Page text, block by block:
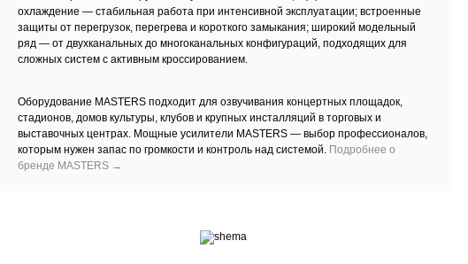
охлаждение — стабильная работа при интенсивной эксплуатации; встроенные
защиты от перегрузок, перегрева и короткого замыкания; широкий модельный
ряд — от двухканальных до многоканальных конфигураций, подходящих для
сложных систем с активным кроссированием.
Оборудование MASTERS подходит для озвучивания концертных площадок,
стадионов, домов культуры, клубов и крупных инсталляций в торговых и
выставочных центрах. Мощные усилители MASTERS — выбор профессионалов,
которым нужен запас по громкости и контроль над системой. Подробнее о
бренде MASTERS →